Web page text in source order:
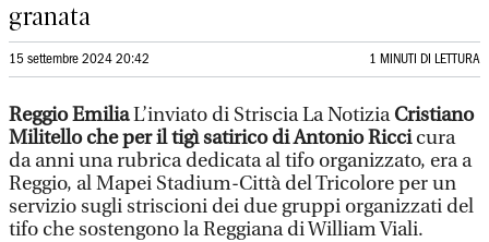
granata
15 settembre 2024 20:42 1 MINUTI DI LETTURA
Reggio EmiliaL’inviato di Striscia La NotiziaCristiano
Militello che per il tigì satirico di Antonio Riccicura
da anni una rubrica dedicata al tifo organizzato, era a
Reggio, al Mapei Stadium-Città del Tricolore per un
servizio sugli striscioni dei due gruppi organizzati del
tifo che sostengono la Reggiana di William Viali.